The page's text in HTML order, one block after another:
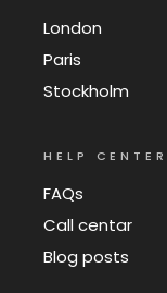
London
Paris
Stockholm
HELP CENTER
FAQs
Call centar
Blog posts